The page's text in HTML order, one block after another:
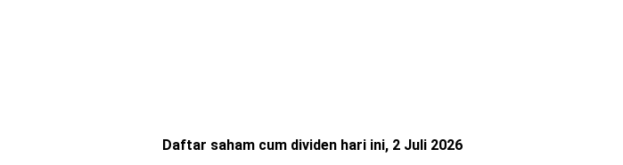
Daftar saham cum dividen hari ini, 2 Juli 2026